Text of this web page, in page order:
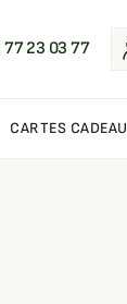
77 23 03 77
CARTES CADEAU